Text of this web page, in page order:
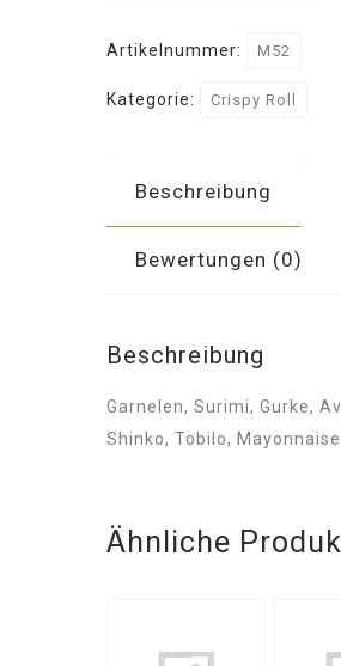
Artikelnummer: M52
Kategorie: Crispy Roll
Beschreibung
Bewertungen (0)
Beschreibung
Garnelen, Surimi, Gurke,
Shinko, Tobilo, Mayonnaise
Ähnliche